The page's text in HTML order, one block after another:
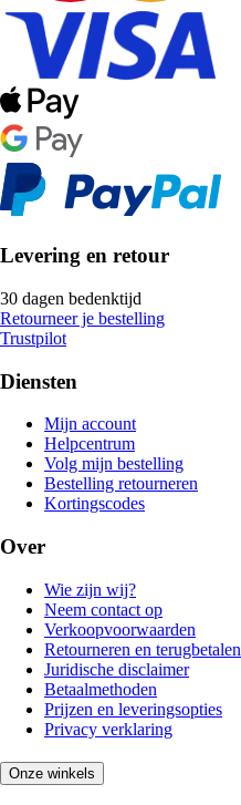
Levering en retour
30 dagen bedenktijd
Retourneer je bestelling
Trustpilot
Diensten
Mijn account
Helpcentrum
Volg mijn bestelling
Bestelling retourneren
Kortingscodes
Over
Wie zijn wij?
Neem contact op
Verkoopvoorwaarden
Retourneren en terugbetalen
Juridische disclaimer
Betaalmethoden
Prijzen en leveringsopties
Privacy verklaring
Onze winkels